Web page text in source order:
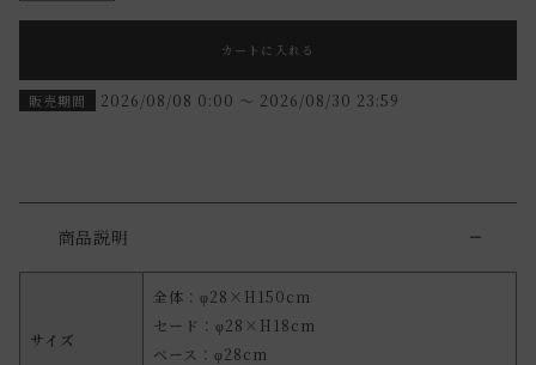
カートに入れる
販売期間 2026/08/08 0:00 〜 2026/08/30 23:59
商品説明
サイズ
全体：φ28×H150cm
セード：φ28×H18cm
ベース：φ28cm